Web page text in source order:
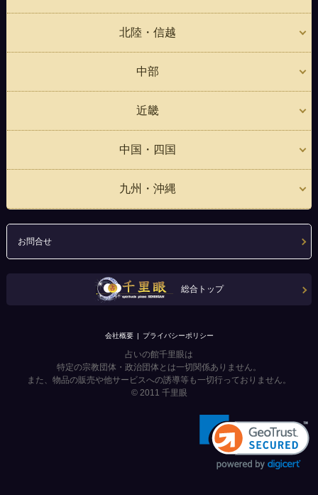
北陸・信越
中部
近畿
中国・四国
九州・沖縄
お問合せ
総合トップ
会社概要 プライバシーポリシー
占いの館千里眼は
特定の宗教団体・政治団体とは一切関係ありません。
また、物品の販売や他サービスへの誘導等も一切行っておりません。
© 2011 千里眼